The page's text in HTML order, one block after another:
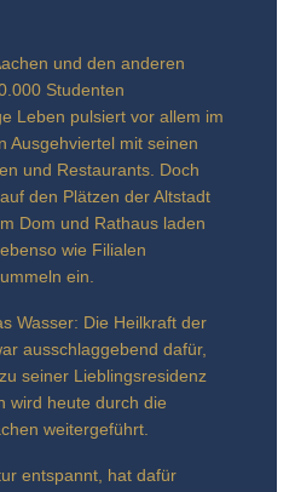
und den anderen
Studenten
Leben pulsiert vor allem im
Ausgehviertel mit seinen
und Restaurants. Doch
den Plätzen der Altstadt
Dom und Rathaus laden
wie Filialen
ein.
Wasser: Die Heilkraft der
ausschlaggebend dafür,
seiner Lieblingsresidenz
wird heute durch die
weitergeführt.
entspannt, hat dafür